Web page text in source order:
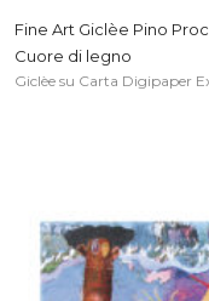
Fine Art Giclèe Pino
Cuore di legno
Giclèe su Carta Digipaper